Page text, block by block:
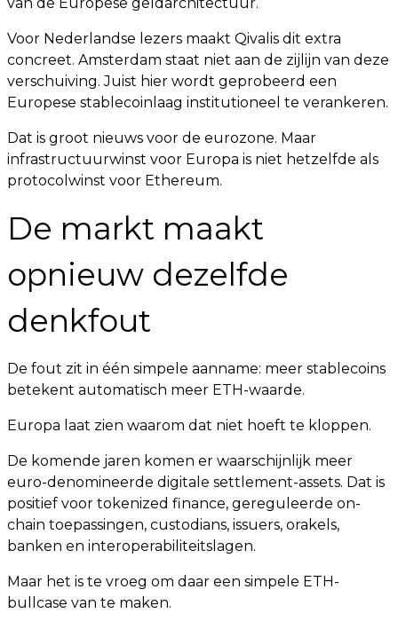
Voor Nederlandse lezers maakt Qivalis dit extra
concreet. Amsterdam staat niet aan de zijlijn van deze
verschuiving. Juist hier wordt geprobeerd een
Europese stablecoinlaag institutioneel te verankeren.
Dat is groot nieuws voor de eurozone. Maar
infrastructuurwinst voor Europa is niet hetzelfde als
protocolwinst voor Ethereum.
De markt maakt
opnieuw dezelfde
denkfout
De fout zit in één simpele aanname: meer stablecoins
betekent automatisch meer ETH-waarde.
Europa laat zien waarom dat niet hoeft te kloppen.
De komende jaren komen er waarschijnlijk meer
euro-denomineerde digitale settlement-assets. Dat is
positief voor tokenized finance, gereguleerde on-
chain toepassingen, custodians, issuers, orakels,
banken en interoperabiliteitslagen.
Maar het is te vroeg om daar een simpele ETH-
bullcase van te maken.